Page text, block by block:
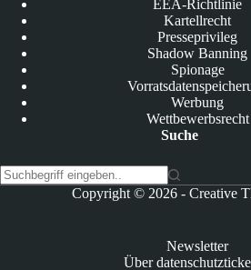
EEA-Richtlinie
Kartellrecht
Presseprivileg
Shadow Banning
Spionage
Werbung
Wettbewerbsrecht
Suche
Copyright © 2026 -Creative
Newsletter
Über